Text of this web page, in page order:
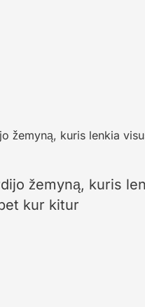
žemyną, kuris
kur kitur